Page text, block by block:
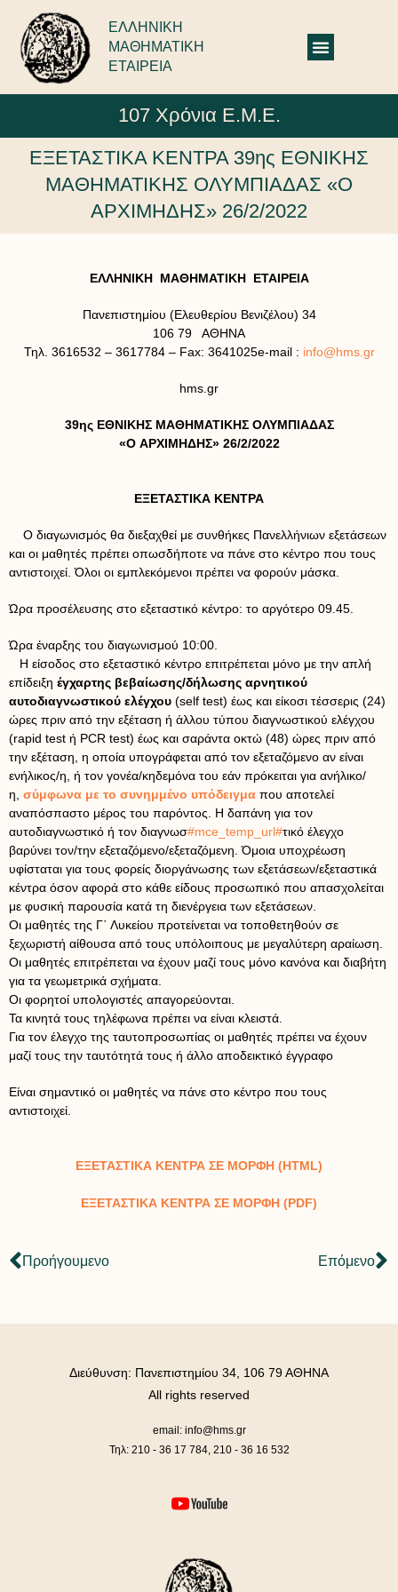
ΕΛΛΗΝΙΚΗ
ΜΑΘΗΜΑΤΙΚΗ
ΕΤΑΙΡΕΙΑ
107 Χρόνια Ε.Μ.Ε.
ΕΞΕΤΑΣΤΙΚΑ ΚΕΝΤΡΑ 39ης ΕΘΝΙΚΗΣ
ΜΑΘΗΜΑΤΙΚΗΣ ΟΛΥΜΠΙΑΔΑΣ «O
ΑΡΧΙΜΗΔΗΣ» 26/2/2022
ΕΛΛΗΝΙΚΗ ΜΑΘΗΜΑΤΙΚΗ ΕΤΑΙΡΕΙΑ
Πανεπιστημίου (Ελευθερίου Βενιζέλου) 34
106 79 ΑΘΗΝΑ
Τηλ. 3616532 – 3617784 – Fax: 3641025e-mail : info@hms.gr
hms.gr
39ης ΕΘΝΙΚΗΣ ΜΑΘΗΜΑΤΙΚΗΣ ΟΛΥΜΠΙΑΔΑΣ
«O ΑΡΧΙΜΗΔΗΣ» 26/2/2022
ΕΞΕΤΑΣΤΙΚΑ ΚΕΝΤΡΑ
Ο διαγωνισμός θα διεξαχθεί με συνθήκες Πανελλήνιων εξετάσεων
και οι μαθητές πρέπει οπωσδήποτε να πάνε στο κέντρο που τους
αντιστοιχεί. Όλοι οι εμπλεκόμενοι πρέπει να φορούν μάσκα.
Ώρα προσέλευσης στο εξεταστικό κέντρο: το αργότερο 09.45.
Ώρα έναρξης του διαγωνισμού 10:00.
Η είσοδος στο εξεταστικό κέντρο επιτρέπεται μόνο με την απλή
επίδειξη έγχαρτης βεβαίωσης/δήλωσης αρνητικού
αυτοδιαγνωστικού ελέγχου (self test) έως και είκοσι τέσσερις (24)
ώρες πριν από την εξέταση ή άλλου τύπου διαγνωστικού ελέγχου
(rapid test ή PCR test) έως και σαράντα οκτώ (48) ώρες πριν από
την εξέταση, η οποία υπογράφεται από τον εξεταζόμενο αν είναι
ενήλικος/η, ή τον γονέα/κηδεμόνα του εάν πρόκειται για ανήλικο/
η, σύμφωνα με το συνημμένο υπόδειγμα που αποτελεί
αναπόσπαστο μέρος του παρόντος. Η δαπάνη για τον
αυτοδιαγνωστικό ή τον διαγνωσ#mce_temp_url#τικό έλεγχο
βαρύνει τον/την εξεταζόμενο/εξεταζόμενη. Όμοια υποχρέωση
υφίσταται για τους φορείς διοργάνωσης των εξετάσεων/εξεταστικά
κέντρα όσον αφορά στο κάθε είδους προσωπικό που απασχολείται
με φυσική παρουσία κατά τη διενέργεια των εξετάσεων.
Οι μαθητές της Γ΄ Λυκείου προτείνεται να τοποθετηθούν σε
ξεχωριστή αίθουσα από τους υπόλοιπους με μεγαλύτερη αραίωση.
Οι μαθητές επιτρέπεται να έχουν μαζί τους μόνο κανόνα και διαβήτη
για τα γεωμετρικά σχήματα.
Οι φορητοί υπολογιστές απαγορεύονται.
Τα κινητά τους τηλέφωνα πρέπει να είναι κλειστά.
Για τον έλεγχο της ταυτοπροσωπίας οι μαθητές πρέπει να έχουν
μαζί τους την ταυτότητά τους ή άλλο αποδεικτικό έγγραφο
Είναι σημαντικό οι μαθητές να πάνε στο κέντρο που τους
αντιστοιχεί.
ΕΞΕΤΑΣΤΙΚΑ ΚΕΝΤΡΑ ΣΕ ΜΟΡΦΗ (HTML)
ΕΞΕΤΑΣΤΙΚΑ ΚΕΝΤΡΑ ΣΕ ΜΟΡΦΗ (PDF)
Προήγουμενο Επόμενο
email: info@hms.gr
Τηλ: 210 - 36 17 784, 210 - 36 16 532
Διεύθυνση: Πανεπιστημίου 34, 106 79 ΑΘΗΝΑ
All rights reserved